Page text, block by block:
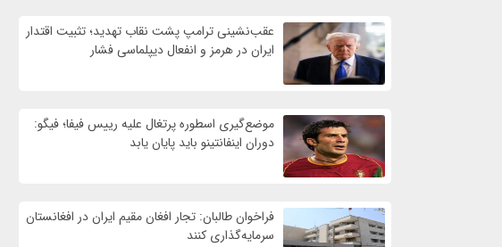
عقب‌نشینی ترامپ پشت نقاب تهدید؛ تثبیت اقتدار
ایران در هرمز و انفعال دیپلماسی فشار
موضع‌گیری اسطوره پرتغال علیه رییس فیفا؛ فیگو:
دوران اینفانتینو باید پایان یابد
فراخوان طالبان: تجار افغان مقیم ایران در افغانستان
سرمایه‌گذاری کنند